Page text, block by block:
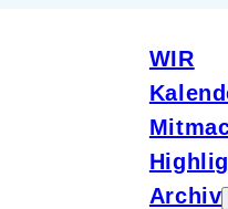
WIR
Archiv